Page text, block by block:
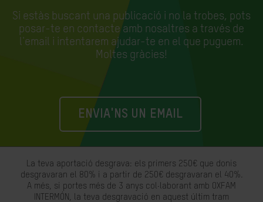
Si estàs buscant una publicació i no la trobes, pots
posar-te en contacte amb nosaltres a través de
l'email i intentarem ajudar-te en el que puguem.
Moltes gràcies!
ENVIA'NS UN EMAIL
La teva aportació desgrava: els primers 250€ que donis
desgravaran el 80% i a partir de 250€ desgravaran el 40%.
A més, si portes més de 3 anys col·laborant amb OXFAM
INTERMÓN, la teva desgravació en aquest últim tram